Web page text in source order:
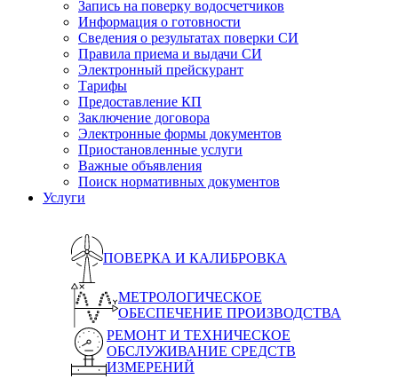
Запись на поверку водосчетчиков
Информация о готовности
Сведения о результатах поверки СИ
Правила приема и выдачи СИ
Электронный прейскурант
Тарифы
Предоставление КП
Заключение договора
Электронные формы документов
Приостановленные услуги
Важные объявления
Поиск нормативных документов
Услуги
ПОВЕРКА И КАЛИБРОВКА
МЕТРОЛОГИЧЕСКОЕ
ОБЕСПЕЧЕНИЕ ПРОИЗВОДСТВА
РЕМОНТ И ТЕХНИЧЕСКОЕ
ОБСЛУЖИВАНИЕ СРЕДСТВ
ИЗМЕРЕНИЙ